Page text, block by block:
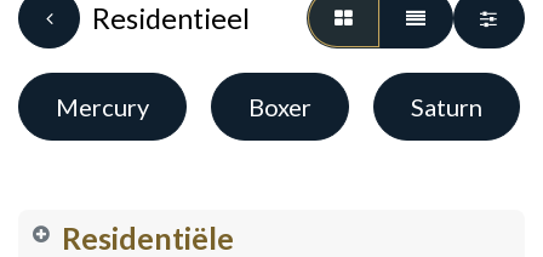
Residentieel
Mercury Boxer Saturn
Residentiële